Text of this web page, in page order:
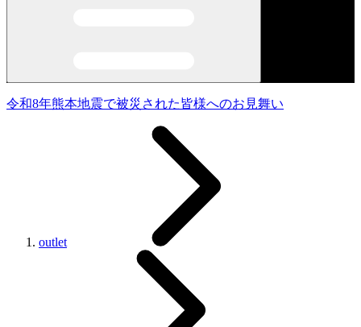
令和8年熊本地震で被災された皆様へのお見舞い
outlet